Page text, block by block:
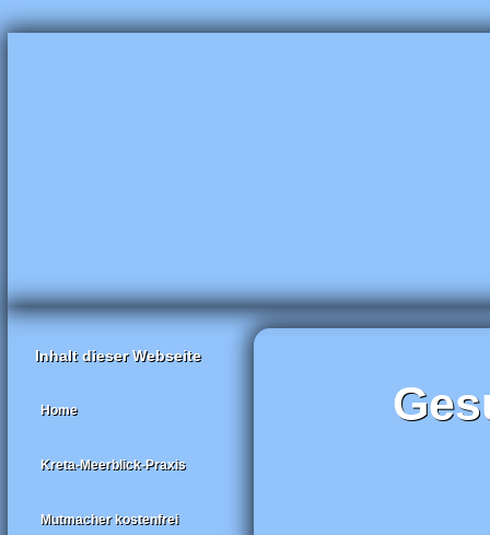
Inhalt dieser Webseite
Home
Kreta-Meerblick-Praxis
Mutmacher kostenfrei